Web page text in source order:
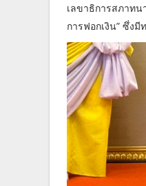
เลขาธิการสภาทน
การฟอกเงิน” ซึ่ง